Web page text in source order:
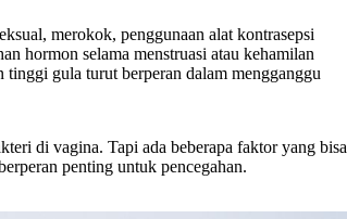
merokok, penggunaan alat kontrasepsi
hormon selama menstruasi atau kehamilan
gula turut berperan dalam mengganggu
di vagina. Tapi ada beberapa faktor yang bisa
penting untuk pencegahan.